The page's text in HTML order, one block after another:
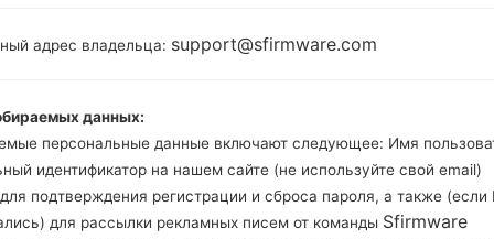
1.3GHz Cortex -A7
Buy accessories on
адрес владельца: support@sfirmware.com
данных:
персональные данные включают следующее: Имя
идентификатор на нашем сайте (не используйте свой email)
подтверждения регистрации и сброса пароля, а также (если
для рассылки рекламных писем от команды Sfirmware